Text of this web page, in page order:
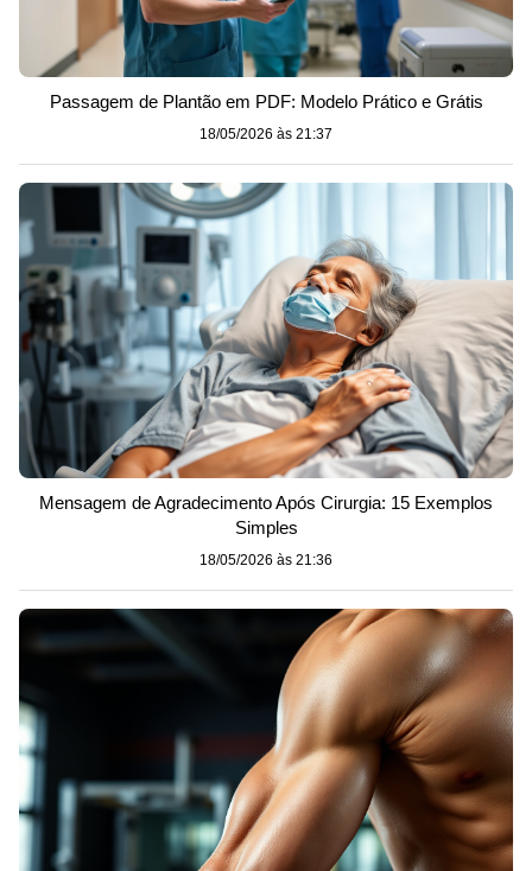
Passagem de Plantão em PDF: Modelo Prático e Grátis
18/05/2026 às 21:37
Mensagem de Agradecimento Após Cirurgia: 15 Exemplos
Simples
18/05/2026 às 21:36